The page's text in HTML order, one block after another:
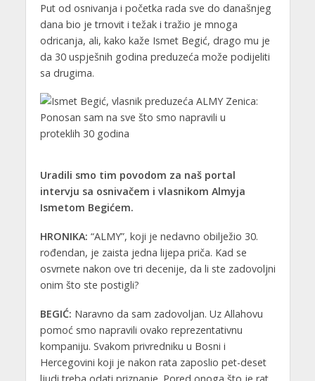
Put od osnivanja i početka rada sve do današnjeg
dana bio je trnovit i težak i tražio je mnoga
odricanja, ali, kako kaže Ismet Begić, drago mu je
da 30 uspješnih godina preduzeća može podijeliti
sa drugima.
Uradili smo tim povodom za naš portal
intervju sa osnivačem i vlasnikom Almyja
Ismetom Begićem.
HRONIKA: “ALMY”, koji je nedavno obilježio 30.
rođendan, je zaista jedna lijepa priča. Kad se
osvrnete nakon ove tri decenije, da li ste zadovoljni
onim što ste postigli?
BEGIĆ: Naravno da sam zadovoljan. Uz Allahovu
pomoć smo napravili ovako reprezentativnu
kompaniju. Svakom privredniku u Bosni i
Hercegovini koji je nakon rata zaposlio pet-deset